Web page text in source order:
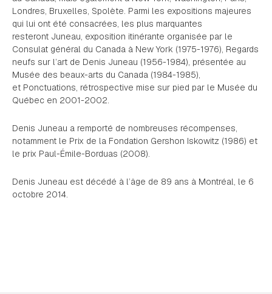
Londres, Bruxelles, Spolète. Parmi les expositions majeures
qui lui ont été consacrées, les plus marquantes
resteront Juneau, exposition itinérante organisée par le
Consulat général du Canada à New York (1975-1976), Regards
neufs sur l’art de Denis Juneau (1956-1984), présentée au
Musée des beaux-arts du Canada (1984-1985),
et Ponctuations, rétrospective mise sur pied par le Musée du
Québec en 2001-2002.
Denis Juneau a remporté de nombreuses récompenses,
notamment le Prix de la Fondation Gershon Iskowitz (1986) et
le prix Paul-Émile-Borduas (2008).
Denis Juneau est décédé à l’âge de 89 ans à Montréal, le 6
octobre 2014.